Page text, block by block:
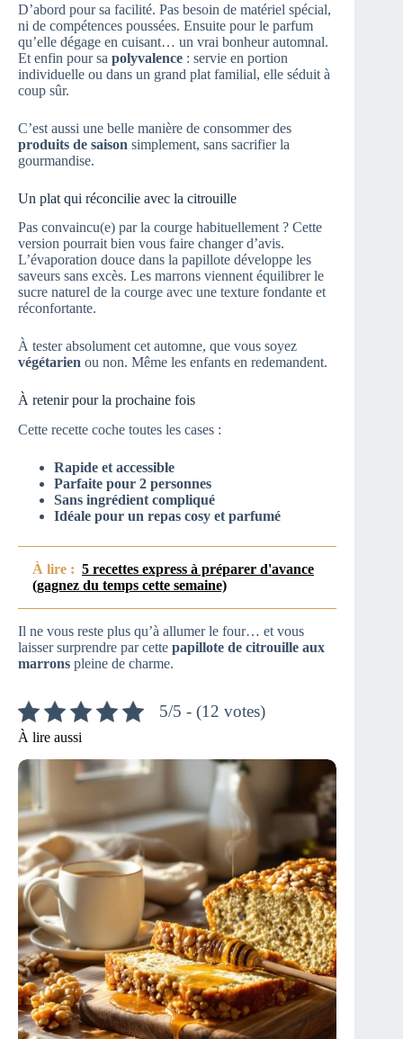
D’abord pour sa facilité. Pas besoin de matériel spécial,
ni de compétences poussées. Ensuite pour le parfum
qu’elle dégage en cuisant… un vrai bonheur automnal.
Et enfin pour sa polyvalence : servie en portion
individuelle ou dans un grand plat familial, elle séduit à
coup sûr.
C’est aussi une belle manière de consommer des
produits de saison simplement, sans sacrifier la
gourmandise.
Un plat qui réconcilie avec la citrouille
Pas convaincu(e) par la courge habituellement ? Cette
version pourrait bien vous faire changer d’avis.
L’évaporation douce dans la papillote développe les
saveurs sans excès. Les marrons viennent équilibrer le
sucre naturel de la courge avec une texture fondante et
réconfortante.
À tester absolument cet automne, que vous soyez
végétarien ou non. Même les enfants en redemandent.
À retenir pour la prochaine fois
Cette recette coche toutes les cases :
Rapide et accessible
Parfaite pour 2 personnes
Sans ingrédient compliqué
Idéale pour un repas cosy et parfumé
À lire : 5 recettes express à préparer d'avance
(gagnez du temps cette semaine)
Il ne vous reste plus qu’à allumer le four… et vous
laisser surprendre par cette papillote de citrouille aux
marrons pleine de charme.
5/5 - (12 votes)
À lire aussi